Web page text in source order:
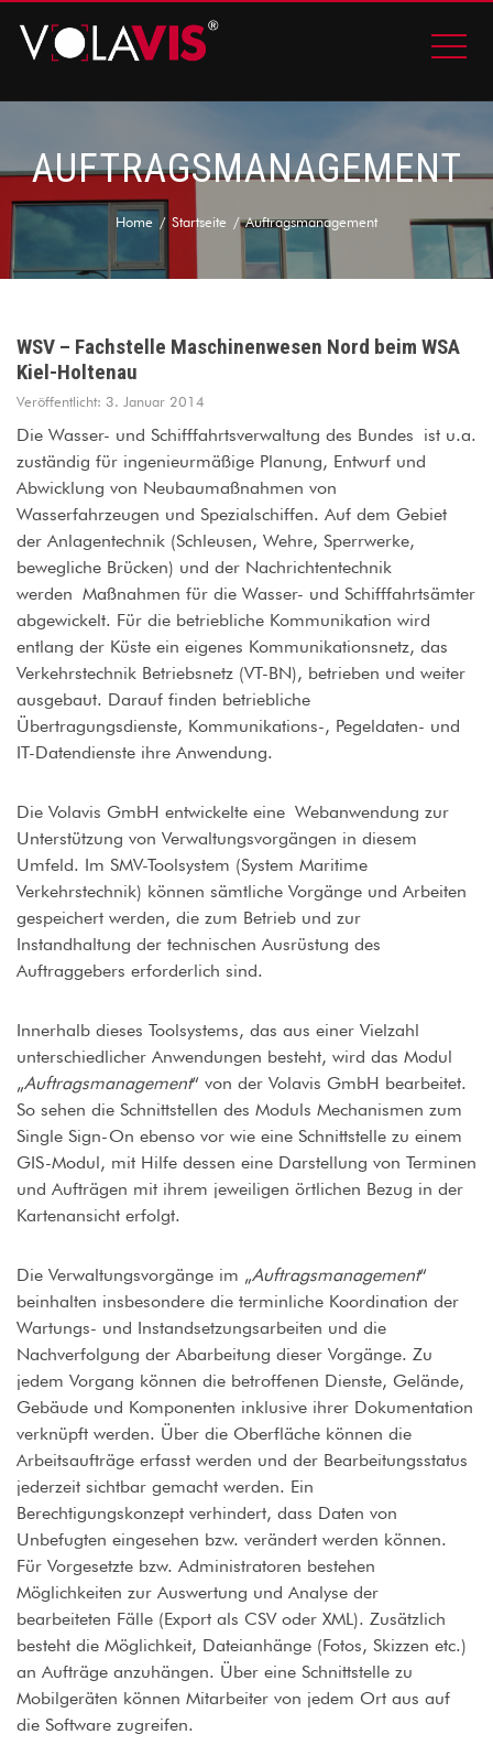
AUFTRAGSMANAGEMENT
Home Startseite Auftragsmanagement
WSV – Fachstelle Maschinenwesen Nord beim WSA
Kiel-Holtenau
Veröffentlicht: 3. Januar 2014
Die Wasser- und Schifffahrtsverwaltung des Bundes ist u.a.
zuständig für ingenieurmäßige Planung, Entwurf und
Abwicklung von Neubaumaßnahmen von
Wasserfahrzeugen und Spezialschiffen. Auf dem Gebiet
der Anlagentechnik (Schleusen, Wehre, Sperrwerke,
bewegliche Brücken) und der Nachrichtentechnik
werden Maßnahmen für die Wasser- und Schifffahrtsämter
abgewickelt. Für die betriebliche Kommunikation wird
entlang der Küste ein eigenes Kommunikationsnetz, das
Verkehrstechnik Betriebsnetz (VT-BN), betrieben und weiter
ausgebaut. Darauf finden betriebliche
Übertragungsdienste, Kommunikations-, Pegeldaten- und
IT-Datendienste ihre Anwendung.
Die Volavis GmbH entwickelte eine Webanwendung zur
Unterstützung von Verwaltungsvorgängen in diesem
Umfeld. Im SMV-Toolsystem (System Maritime
Verkehrstechnik) können sämtliche Vorgänge und Arbeiten
gespeichert werden, die zum Betrieb und zur
Instandhaltung der technischen Ausrüstung des
Auftraggebers erforderlich sind.
Innerhalb dieses Toolsystems, das aus einer Vielzahl
unterschiedlicher Anwendungen besteht, wird das Modul
„Auftragsmanagement“ von der Volavis GmbH bearbeitet.
So sehen die Schnittstellen des Moduls Mechanismen zum
Single Sign-On ebenso vor wie eine Schnittstelle zu einem
GIS-Modul, mit Hilfe dessen eine Darstellung von Terminen
und Aufträgen mit ihrem jeweiligen örtlichen Bezug in der
Kartenansicht erfolgt.
Die Verwaltungsvorgänge im „Auftragsmanagement“
beinhalten insbesondere die terminliche Koordination der
Wartungs- und Instandsetzungsarbeiten und die
Nachverfolgung der Abarbeitung dieser Vorgänge. Zu
jedem Vorgang können die betroffenen Dienste, Gelände,
Gebäude und Komponenten inklusive ihrer Dokumentation
verknüpft werden. Über die Oberfläche können die
Arbeitsaufträge erfasst werden und der Bearbeitungsstatus
jederzeit sichtbar gemacht werden. Ein
Berechtigungskonzept verhindert, dass Daten von
Unbefugten eingesehen bzw. verändert werden können.
Für Vorgesetzte bzw. Administratoren bestehen
Möglichkeiten zur Auswertung und Analyse der
bearbeiteten Fälle (Export als CSV oder XML). Zusätzlich
besteht die Möglichkeit, Dateianhänge (Fotos, Skizzen etc.)
an Aufträge anzuhängen. Über eine Schnittstelle zu
Mobilgeräten können Mitarbeiter von jedem Ort aus auf
die Software zugreifen.